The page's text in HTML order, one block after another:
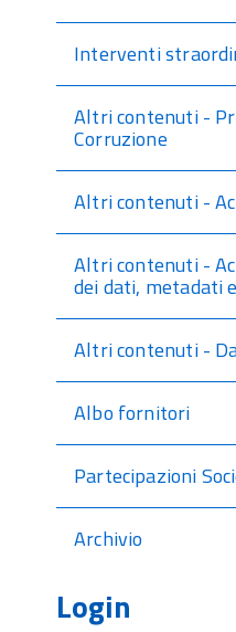
Interventi
Altri contenuti -
Corruzione
Altri contenuti -
Altri contenuti -
dei dati, metadati
Altri contenuti -
Albo fornitori
Partecipazioni
Archivio
Login